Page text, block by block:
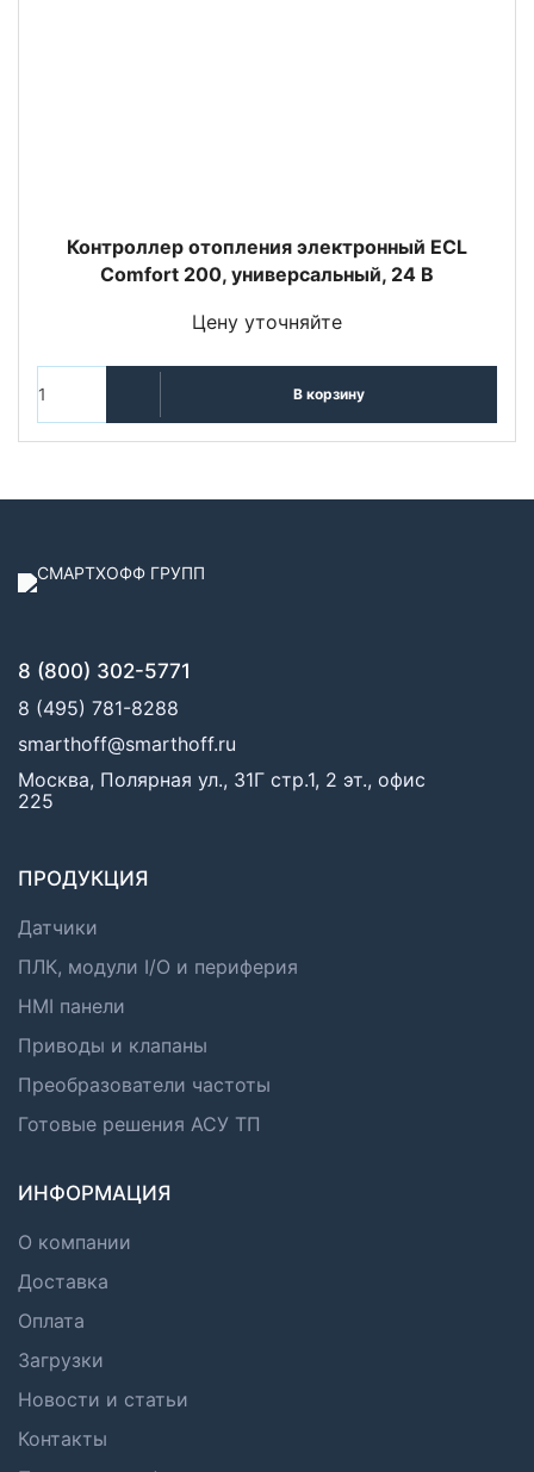
Контроллер отопления электронный ECL
Comfort 200, универсальный, 24 В
Цену уточняйте
В корзину
8 (800) 302-5771
8 (495) 781-8288
smarthoff@smarthoff.ru
Москва, Полярная ул., 31Г стр.1, 2 эт., офис
225
ПРОДУКЦИЯ
Датчики
ПЛК, модули I/O и периферия
HMI панели
Приводы и клапаны
Преобразователи частоты
Готовые решения АСУ ТП
ИНФОРМАЦИЯ
О компании
Доставка
Оплата
Загрузки
Новости и статьи
Контакты